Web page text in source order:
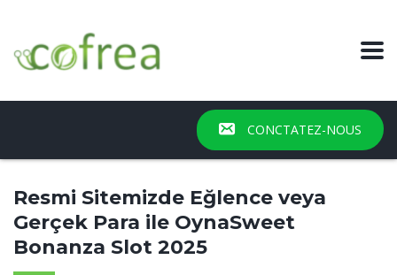
CONCTATEZ-NOUS
Resmi Sitemizde Eğlence veya
Gerçek Para ile OynaSweet
Bonanza Slot 2025